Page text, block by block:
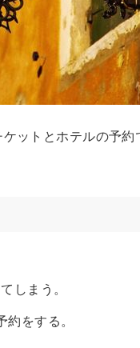
ットとホテルの予
しまう。
をする。